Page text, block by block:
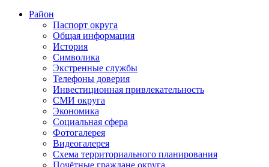
Район
Паспорт округа
Общая информация
История
Символика
Экстренные службы
Телефоны доверия
Инвестиционная привлекательность
СМИ округа
Экономика
Социальная сфера
Фотогалерея
Видеогалерея
Схема территориального планирования